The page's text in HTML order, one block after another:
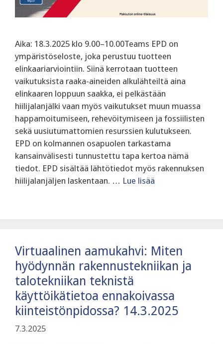
Aika: 18.3.2025 klo 9.00–10.00Teams EPD on
ympäristöseloste, joka perustuu tuotteen
elinkaariarviointiin. Siinä kerrotaan tuotteen
vaikutuksista raaka-aineiden alkulähteiltä aina
elinkaaren loppuun saakka, ei pelkästään
hiilijalanjälki vaan myös vaikutukset muun muassa
happamoitumiseen, rehevöitymiseen ja fossiilisten
sekä uusiutumattomien resurssien kulutukseen.
EPD on kolmannen osapuolen tarkastama
kansainvälisesti tunnustettu tapa kertoa nämä
tiedot. EPD sisältää lähtötiedot myös rakennuksen
hiilijalanjäljen laskentaan. … Lue lisää
Virtuaalinen aamukahvi: Miten
hyödynnän rakennustekniikan ja
talotekniikan teknistä
käyttöikätietoa ennakoivassa
kiinteistönpidossa? 14.3.2025
7.3.2025